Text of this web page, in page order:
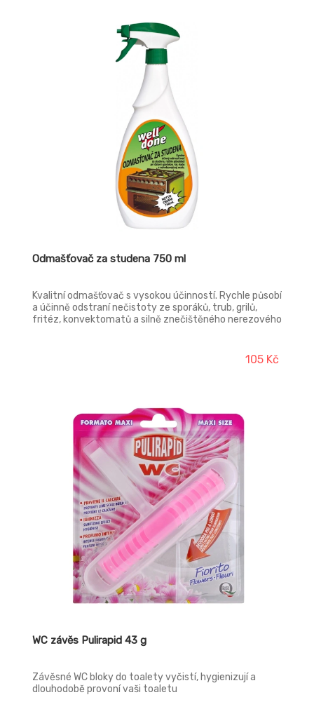
Odmašťovač za studena 750 ml
Kvalitní odmašťovač s vysokou účinností. Rychle působí
a účinně odstraní nečistoty ze sporáků, trub, grilů,
fritéz, konvektomatů a silně znečištěného nerezového
105 Kč
WC závěs Pulirapid 43 g
Závěsné WC bloky do toalety vyčistí, hygienizují a
dlouhodobě provoní vaši toaletu